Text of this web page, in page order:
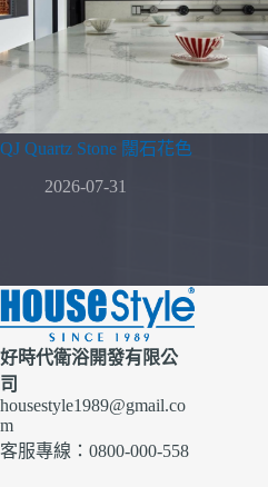
QJ Quartz Stone 闊石花色
2026-07-31
好時代衛浴開發有限公
司
housestyle1989@gmail.co
m
客服專線：0800-000-558